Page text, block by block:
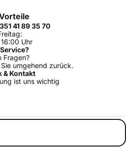
41 89 35 70
Uhr
Fragen?
umgehend zurück.
& Kontakt
ist uns wichtig